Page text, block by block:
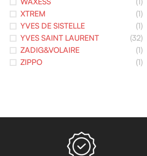
XTREM
(1)
YVES DE SISTELLE
(1)
YVES SAINT LAURENT
(32)
ZADIG&VOLAIRE
(1)
ZIPPO
(1)